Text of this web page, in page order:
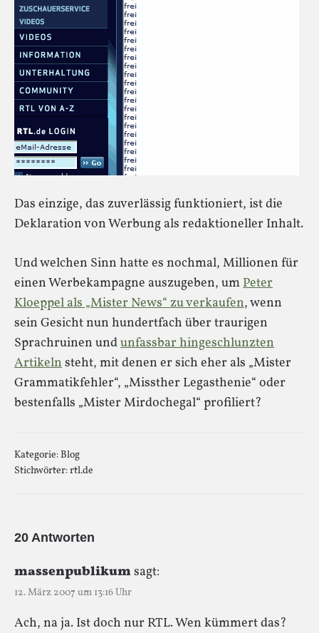
Das einzige, das zuverlässig funktioniert, ist die
Deklaration von Werbung als redaktioneller Inhalt.
Und welchen Sinn hatte es nochmal, Millionen für
einen Werbekampagne auszugeben, umPeter
Kloeppel als „Mister News“ zu verkaufen, wenn
sein Gesicht nun hundertfach über traurigen
Sprachruinen undunfassbar hingeschlunzten
Artikelnsteht, mit denen er sich eher als „Mister
Grammatikfehler“, „Missther Legasthenie“ oder
bestenfalls „Mister Mirdochegal“ profiliert?
Kategorie:Blog
Stichwörter:rtl.de
20 Antworten
massenpublikumsagt:
12. März 2007 um 13:16 Uhr
Ach, na ja. Ist doch nur RTL. Wen kümmert das?